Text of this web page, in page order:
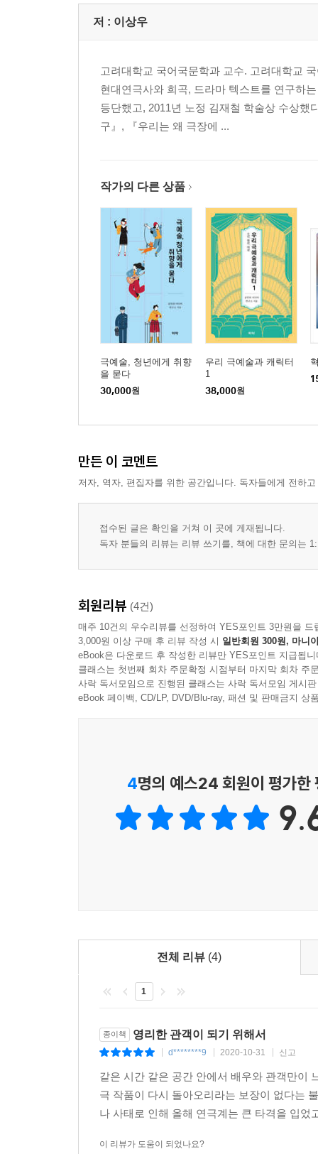
연극과 여성, 젠더, 성소수자
연극과 극작가
참고문헌
찾아보기
저 : 이상우
고려대학교 국어국문학과 교수. 고려대학교
현대연극사와 희곡, 드라마 텍스트를 연구하
등단했고, 2011년 노정 김재철 학술상 수상
구』, 『우리는 왜 극장에 ...
작가의 다른 상품
극예술, 청년에게 취향
을 묻다
30,000원
우리 극예술과 캐릭터
1
38,000원
만든 이 코멘트
저자, 역자, 편집자를 위한 공간입니다. 독자들에게 전하
접수된 글은 확인을 거쳐 이 곳에 게재됩니다.
독자 분들의 리뷰는 리뷰 쓰기를, 책에 대한 문의는
회원리뷰 (4건)
매주 10건의 우수리뷰를 선정하여 YES포인트 3만원을 드
3,000원 이상 구매 후 리뷰 작성 시 일반회원 300원, 마니
eBook은 다운로드 후 작성한 리뷰만 YES포인트 지급됩니
클래스는 첫번째 회차 주문확정 시점부터 마지막 회차 주
사락 독서모임으로 진행된 클래스는 사락 독서모임 게시
eBook 페이백, CD/LP, DVD/Blu-ray, 패션 및 판매금지 상
4명의 예스24 회원이 평가한
전체 리뷰 (4)
1
종이책 영리한 관객이 되기 위해서
d********9 2020-10-31 신고
같은 시간 같은 공간 안에서 배우와 관객만이
극 작품이 다시 돌아오리라는 보장이 없다는
나 사태로 인해 올해 연극계는 큰 타격을 입
이 리뷰가 도움이 되었나요?